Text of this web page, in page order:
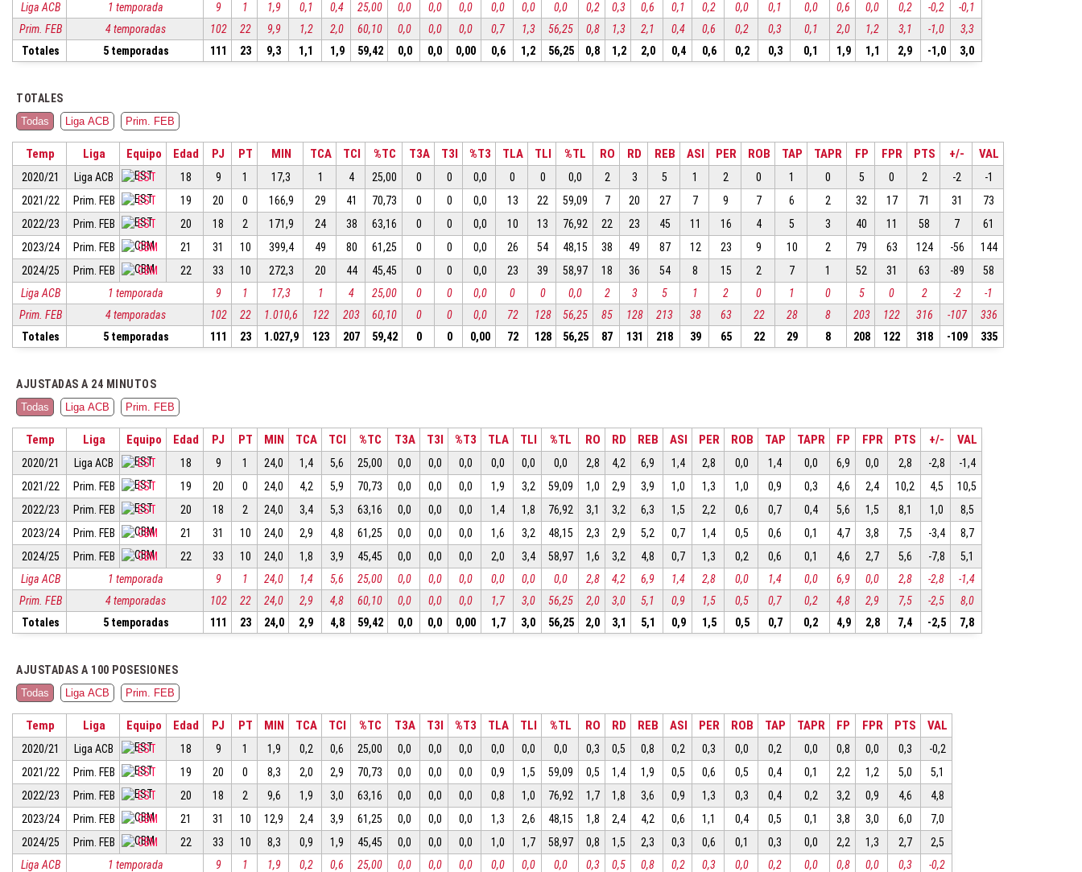
Liga ACB
1 temporada 9 1 1,9 0,1 0,4 25,00 0,0 0,0 0,0 0,0 0,0 0,0 0,2 0,3 0,6 0,1 0,2 0,0 0,1 0,0 0,6 0,0 0,2 -0,2
-0,1
Prim. FEB
4 temporadas 102 22 9,9 1,2 2,0 60,10 0,0 0,0 0,0 0,7 1,3 56,25 0,8 1,3 2,1 0,4 0,6 0,2 0,3 0,1 2,0 1,2 3,1 -1,0
3,3
Totales
5 temporadas 111 23 9,3 1,1 1,9 59,42 0,0 0,0 0,00 0,6 1,2 56,25 0,8 1,2 2,0 0,4 0,6 0,2 0,3 0,1 1,9 1,1 2,9 -1,0 3,0
TOTALES
Todas Liga ACB Prim. FEB
Temp Liga Equipo Edad PJ PT MIN TCA TCI %TC T3A T3I %T3 TLA TLI %TL RO RD REB ASI PER ROB TAP TAPR FP FPR PTS +/- VAL
2020/21 Liga ACB EST 18 9 1 17,3 1 4 25,00 0 0 0,0 0 0 0,0 2 3 5 1 2 0 1 0 5 0 2 -2
-1
2021/22
Prim. FEB EST 19 20 0 166,9 29 41 70,73 0 0 0,0 13 22 59,09 7 20 27 7 9 7 6 2 32 17 71 31
73
2022/23
Prim. FEB EST 20 18 2 171,9 24 38 63,16 0 0 0,0 10 13 76,92 22 23 45 11 16 4 5 3 40 11 58 7
61
2023/24
Prim. FEB CBM 21 31 10 399,4 49 80 61,25 0 0 0,0 26 54 48,15 38 49 87 12 23 9 10 2 79 63 124 -56
144
2024/25
Prim. FEB CBM 22 33 10 272,3 20 44 45,45 0 0 0,0 23 39 58,97 18 36 54 8 15 2 7 1 52 31 63 -89
58
Liga ACB
1 temporada 9 1 17,3 1 4 25,00 0 0 0,0 0 0 0,0 2 3 5 1 2 0 1 0 5 0 2 -2
-1
Prim. FEB
4 temporadas 102 22 1.010,6 122 203 60,10 0 0 0,0 72 128 56,25 85 128 213 38 63 22 28 8 203 122 316 -107
336
Totales
5 temporadas 111 23 1.027,9 123 207 59,42 0 0 0,00 72 128 56,25 87 131 218 39 65 22 29 8 208 122 318 -109 335
AJUSTADAS A 24 MINUTOS
Todas Liga ACB Prim. FEB
Temp Liga Equipo Edad PJ PT MIN TCA TCI %TC T3A T3I %T3 TLA TLI %TL RO RD REB ASI PER ROB TAP TAPR FP FPR PTS +/- VAL
2020/21 Liga ACB EST 18 9 1 24,0 1,4 5,6 25,00 0,0 0,0 0,0 0,0 0,0 0,0 2,8 4,2 6,9 1,4 2,8 0,0 1,4 0,0 6,9 0,0 2,8 -2,8
-1,4
2021/22
Prim. FEB EST 19 20 0 24,0 4,2 5,9 70,73 0,0 0,0 0,0 1,9 3,2 59,09 1,0 2,9 3,9 1,0 1,3 1,0 0,9 0,3 4,6 2,4 10,2 4,5
10,5
2022/23
Prim. FEB EST 20 18 2 24,0 3,4 5,3 63,16 0,0 0,0 0,0 1,4 1,8 76,92 3,1 3,2 6,3 1,5 2,2 0,6 0,7 0,4 5,6 1,5 8,1 1,0
8,5
2023/24
Prim. FEB CBM 21 31 10 24,0 2,9 4,8 61,25 0,0 0,0 0,0 1,6 3,2 48,15 2,3 2,9 5,2 0,7 1,4 0,5 0,6 0,1 4,7 3,8 7,5 -3,4
8,7
2024/25
Prim. FEB CBM 22 33 10 24,0 1,8 3,9 45,45 0,0 0,0 0,0 2,0 3,4 58,97 1,6 3,2 4,8 0,7 1,3 0,2 0,6 0,1 4,6 2,7 5,6 -7,8
5,1
Liga ACB
1 temporada 9 1 24,0 1,4 5,6 25,00 0,0 0,0 0,0 0,0 0,0 0,0 2,8 4,2 6,9 1,4 2,8 0,0 1,4 0,0 6,9 0,0 2,8 -2,8
-1,4
Prim. FEB
4 temporadas 102 22 24,0 2,9 4,8 60,10 0,0 0,0 0,0 1,7 3,0 56,25 2,0 3,0 5,1 0,9 1,5 0,5 0,7 0,2 4,8 2,9 7,5 -2,5
8,0
Totales
5 temporadas 111 23 24,0 2,9 4,8 59,42 0,0 0,0 0,00 1,7 3,0 56,25 2,0 3,1 5,1 0,9 1,5 0,5 0,7 0,2 4,9 2,8 7,4 -2,5 7,8
AJUSTADAS A 100 POSESIONES
Todas Liga ACB Prim. FEB
Temp Liga Equipo Edad PJ PT MIN TCA TCI %TC T3A T3I %T3 TLA TLI %TL RO RD REB ASI PER ROB TAP TAPR FP FPR PTS VAL
2020/21 Liga ACB EST 18 9 1 1,9 0,2 0,6 25,00 0,0 0,0 0,0 0,0 0,0 0,0 0,3 0,5 0,8 0,2 0,3 0,0 0,2 0,0 0,8 0,0 0,3
-0,2
2021/22
Prim. FEB EST 19 20 0 8,3 2,0 2,9 70,73 0,0 0,0 0,0 0,9 1,5 59,09 0,5 1,4 1,9 0,5 0,6 0,5 0,4 0,1 2,2 1,2 5,0
5,1
2022/23
Prim. FEB EST 20 18 2 9,6 1,9 3,0 63,16 0,0 0,0 0,0 0,8 1,0 76,92 1,7 1,8 3,6 0,9 1,3 0,3 0,4 0,2 3,2 0,9 4,6
4,8
2023/24
Prim. FEB CBM 21 31 10 12,9 2,4 3,9 61,25 0,0 0,0 0,0 1,3 2,6 48,15 1,8 2,4 4,2 0,6 1,1 0,4 0,5 0,1 3,8 3,0 6,0
7,0
2024/25
Prim. FEB CBM 22 33 10 8,3 0,9 1,9 45,45 0,0 0,0 0,0 1,0 1,7 58,97 0,8 1,5 2,3 0,3 0,6 0,1 0,3 0,0 2,2 1,3 2,7
2,5
Liga ACB
1 temporada 9 1 1,9 0,2 0,6 25,00 0,0 0,0 0,0 0,0 0,0 0,0 0,3 0,5 0,8 0,2 0,3 0,0 0,2 0,0 0,8 0,0 0,3
-0,2